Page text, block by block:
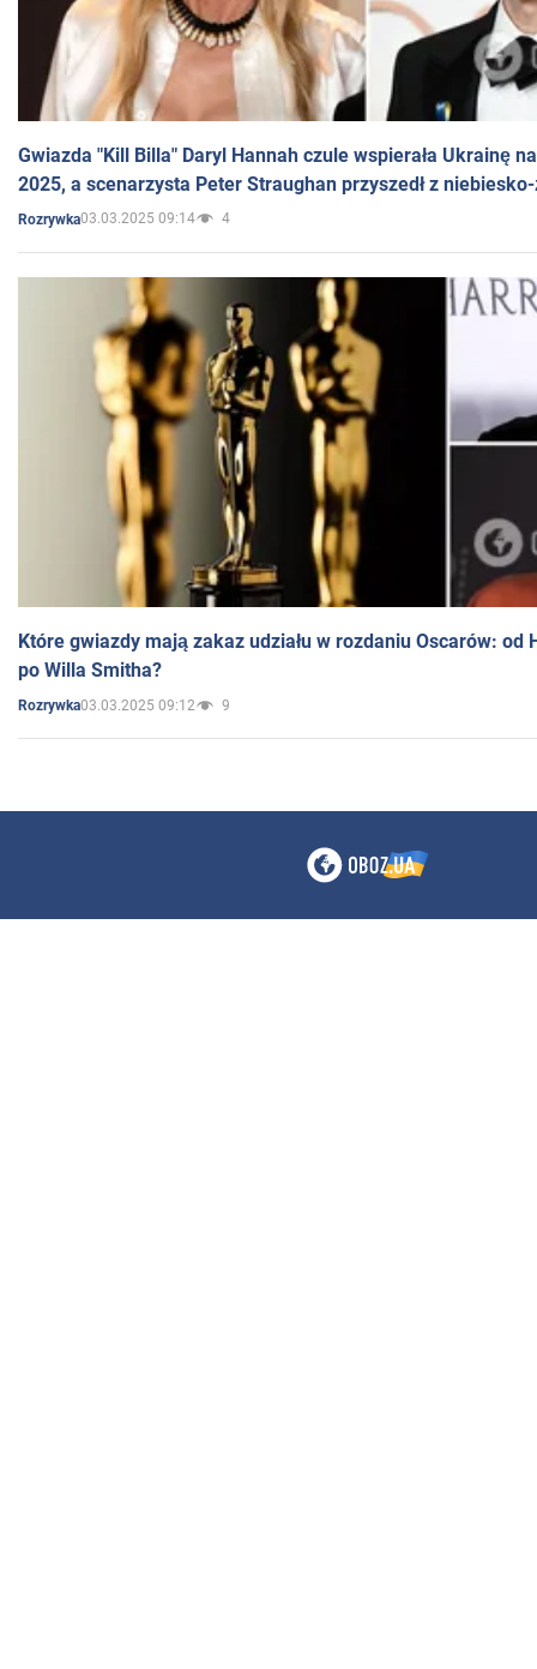
Gwiazda "Kill Billa" Daryl Hannah czule wspierała Ukrainę
2025, a scenarzysta Peter Straughan przyszedł z
Rozrywka03.03.2025 09:14 4
Które gwiazdy mają zakaz udziału w rozdaniu Oscarów: od
po Willa Smitha?
Rozrywka03.03.2025 09:12 9